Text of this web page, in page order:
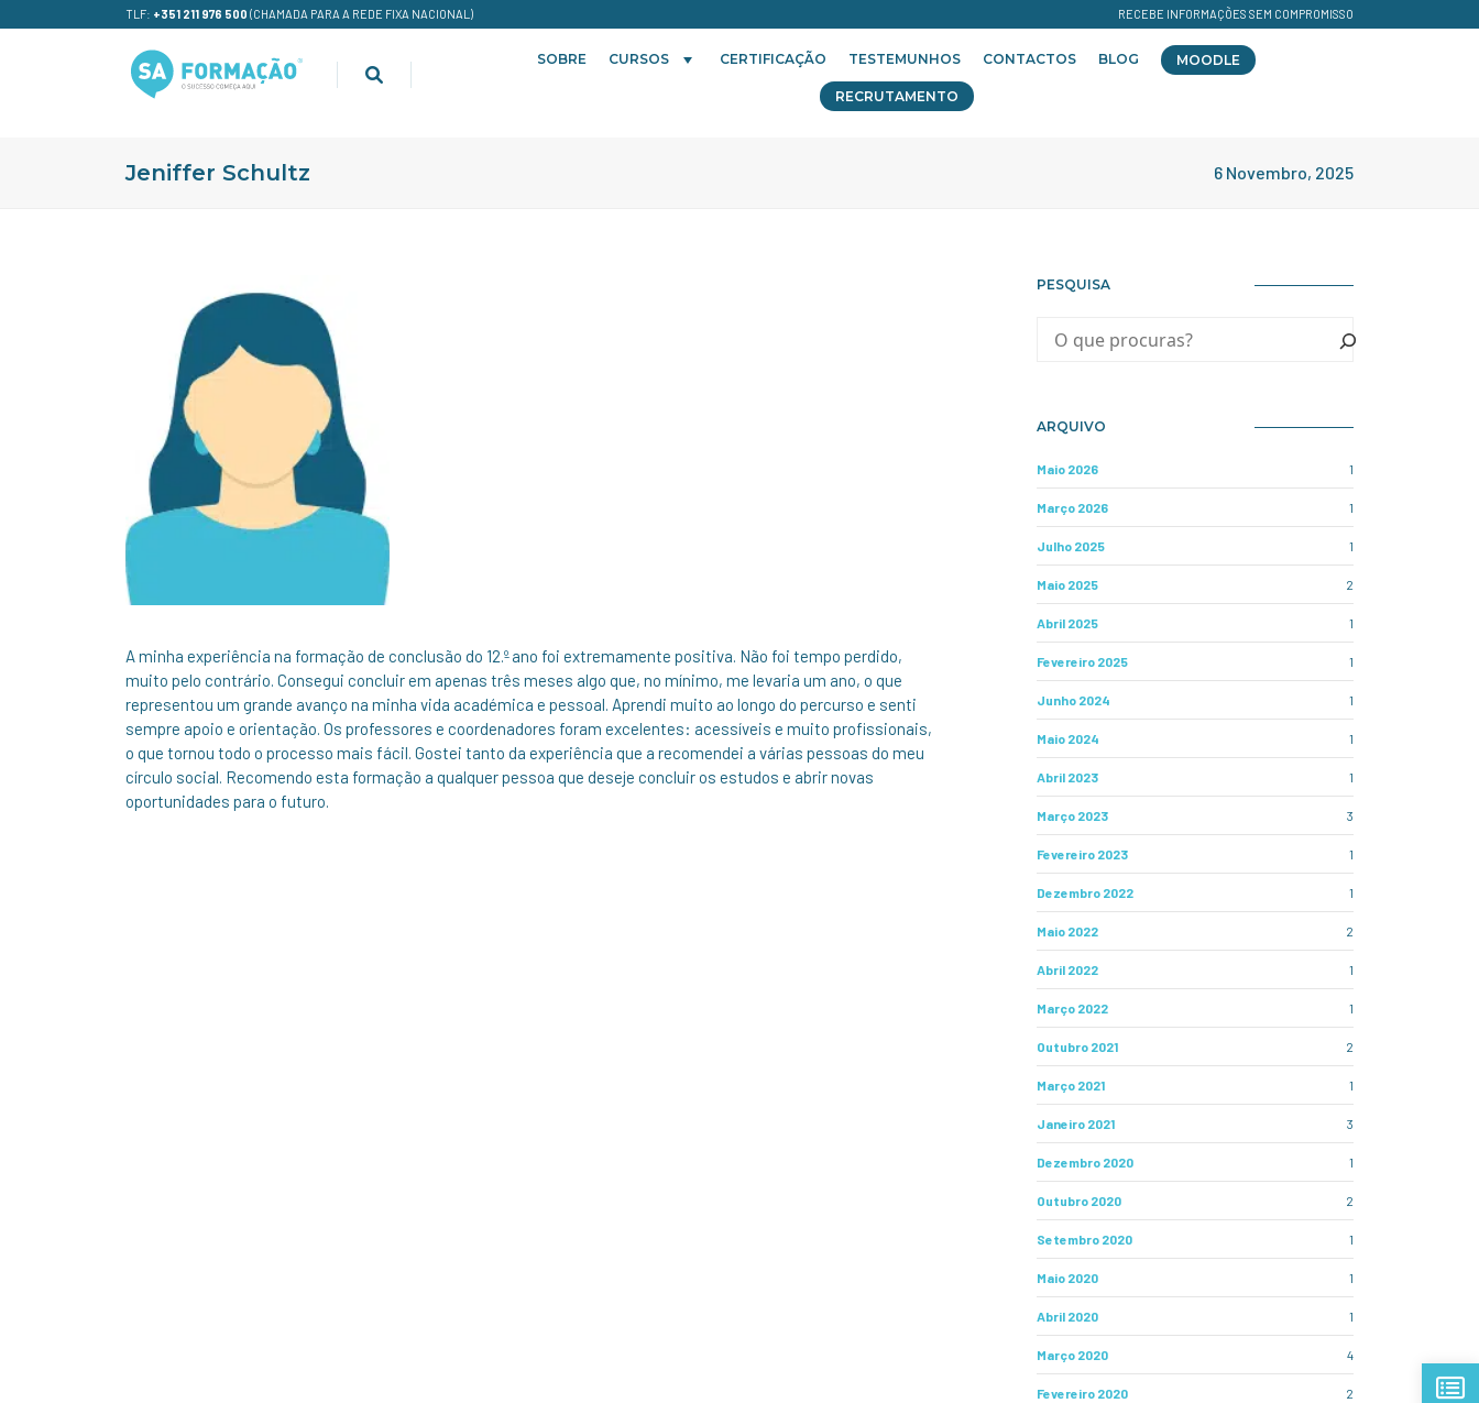
TLF: +351 211 976 500 (CHAMADA PARA A REDE FIXA NACIONAL) RECEBE INFORMAÇÕES SEM COMPROMISSO
SOBRE CURSOS CERTIFICAÇÃO TESTEMUNHOS CONTACTOS BLOG MOODLE
RECRUTAMENTO
Jeniffer Schultz 6 Novembro, 2025
A minha experiência na formação de conclusão do 12.º ano foi extremamente positiva. Não foi tempo perdido,
muito pelo contrário. Consegui concluir em apenas três meses algo que, no mínimo, me levaria um ano, o que
representou um grande avanço na minha vida académica e pessoal. Aprendi muito ao longo do percurso e senti
sempre apoio e orientação. Os professores e coordenadores foram excelentes: acessíveis e muito profissionais,
o que tornou todo o processo mais fácil. Gostei tanto da experiência que a recomendei a várias pessoas do meu
círculo social. Recomendo esta formação a qualquer pessoa que deseje concluir os estudos e abrir novas
oportunidades para o futuro.
PESQUISA
ARQUIVO
Maio 2026 1
Março 2026 1
Julho 2025 1
Maio 2025 2
Abril 2025 1
Fevereiro 2025 1
Junho 2024 1
Maio 2024 1
Abril 2023 1
Março 2023 3
Fevereiro 2023 1
Dezembro 2022 1
Maio 2022 2
Abril 2022 1
Março 2022 1
Outubro 2021 2
Março 2021 1
Janeiro 2021 3
Dezembro 2020 1
Outubro 2020 2
Setembro 2020 1
Maio 2020 1
Abril 2020 1
Março 2020 4
Fevereiro 2020 2